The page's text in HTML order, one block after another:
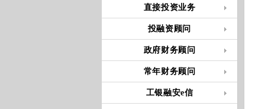
直接投资业务
投融资顾问
政府财务顾问
常年财务顾问
工银融安e信